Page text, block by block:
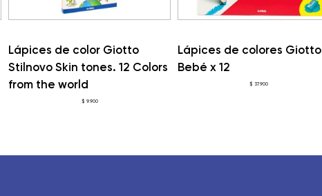
Lápices de color Giotto
Stilnovo Skin tones. 12 Colors
from the world
$ 9.900
Lápices de colores Giotto
Bebé x 12
$ 37.900